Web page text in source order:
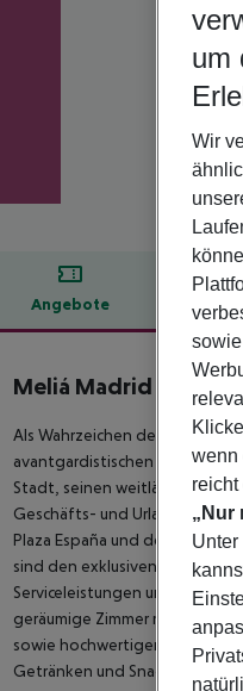
Angebote
Meliá Madrid Princesa
Als Wahrzeichen der Stadt
avantgardistischen Flair. Das
Stadt, seinen weitläufigen
Geschäfts- und
Plaza España und der Gran
sind den exklusiven The
Serviceleistungen und
geräumige Zimmer mit
sowie hochwertigen und
Getränken und Snacks und
um
Wir
wenn
„Nur
Unter